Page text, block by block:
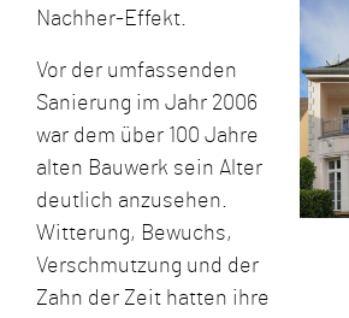
Nachher-Effekt.
Vor der umfassenden
Sanierung im Jahr 2006
war dem über 100 Jahre
alten Bauwerk sein Alter
deutlich anzusehen.
Witterung, Bewuchs,
Verschmutzung und der
Zahn der Zeit hatten ihre